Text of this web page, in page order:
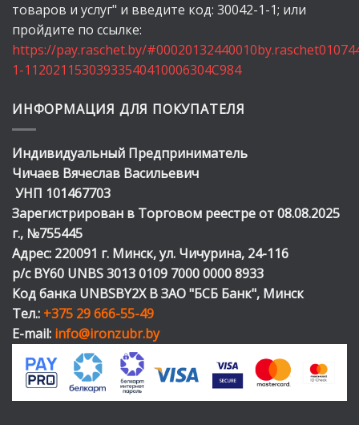
товаров и услуг" и введите код: 30042-1-1; или
пройдите по ссылке:
https://pay.raschet.by/
1-11202115303933540410006304C984
ИНФОРМАЦИЯ ДЛЯ ПОКУПАТЕЛЯ
Индивидуальный Предприниматель
Чичаев Вячеслав Васильевич
УНП 101467703
Зарегистрирован в Торговом реестре от 08.08.2025
г., №755445
Адрес: 220091 г. Минск, ул. Чичурина, 24-116
р/с BY60 UNBS 3013 0109 7000 0000 8933
Код банка UNBSBY2X В ЗАО "БСБ Банк", Минск
Тел.: +375 29 666-55-49
E-mail: info@ironzubr.by